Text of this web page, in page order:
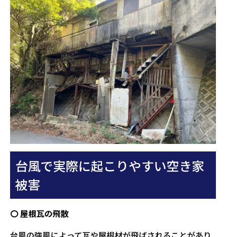
台風で実際に起こりやすい空き家
被害
〇 屋根瓦の飛散